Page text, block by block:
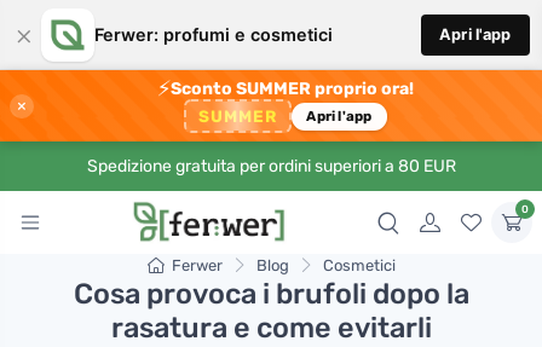
× Ferwer: profumi e cosmetici Apri l'app
×
⚡Sconto SUMMER proprio ora!
SUMMER Apri l'app
Spedizione gratuita per ordini superiori a 80 EUR
0
Ferwer Blog Cosmetici
Cosa provoca i brufoli dopo la
rasatura e come evitarli